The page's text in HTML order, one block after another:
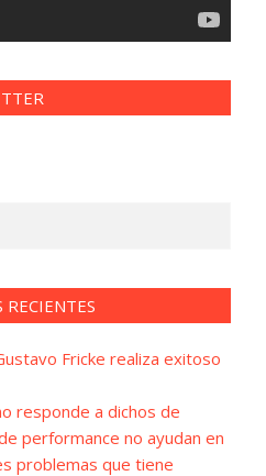
RECIENTES
Fricke realiza exitoso
responde a dichos de
performance no ayudan en
problemas que tiene